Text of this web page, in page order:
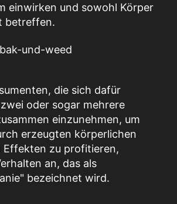
einwirken und sowohl Körper
betreffen.
die sich dafür
oder sogar mehrere
einzunehmen, um
erzeugten körperlichen
Effekten zu profitieren,
an, das als
bezeichnet wird.